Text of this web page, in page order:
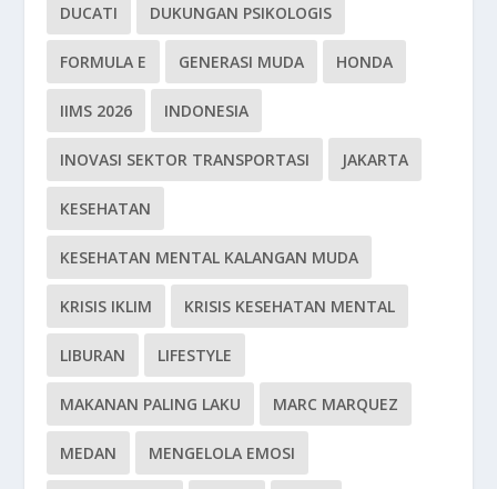
DUCATI DUKUNGAN PSIKOLOGIS
FORMULA E GENERASI MUDA HONDA
IIMS 2026 INDONESIA
INOVASI SEKTOR TRANSPORTASI JAKARTA
KESEHATAN
KESEHATAN MENTAL KALANGAN MUDA
KRISIS IKLIM KRISIS KESEHATAN MENTAL
LIBURAN LIFESTYLE
MAKANAN PALING LAKU MARC MARQUEZ
MEDAN MENGELOLA EMOSI